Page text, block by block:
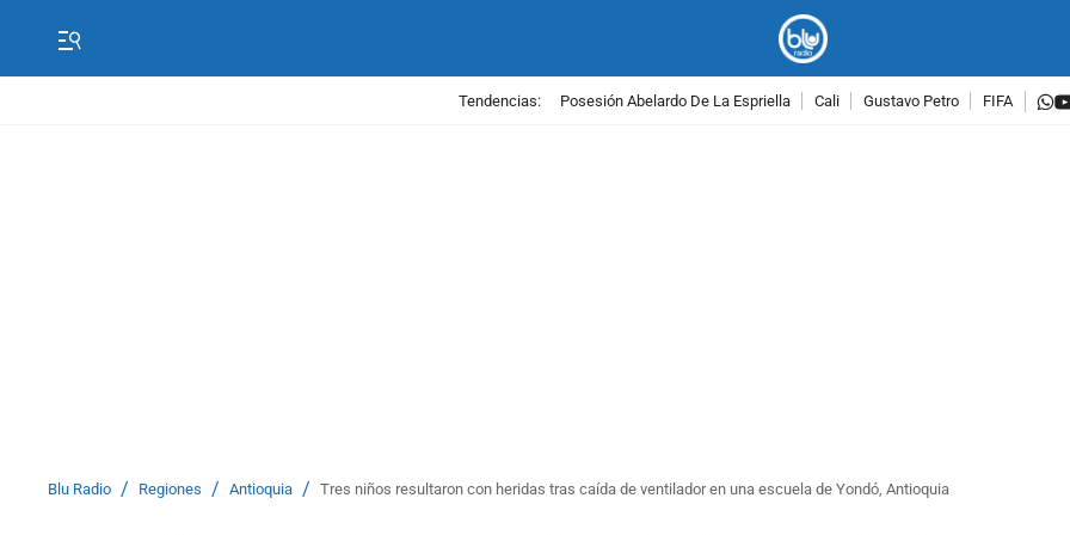
Tendencias: Posesión Abelardo De La Espriella Cali Gustavo Petro FIFA
Blu Radio / Regiones / Antioquia / Tres niños resultaron con heridas tras caída de ventilador en una escuela de Yondó, Antioquia